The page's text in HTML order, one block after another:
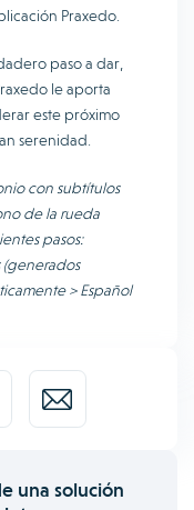
Praxedo.
paso a dar,
le aporta
este próximo
serenidad.
con subtítulos
de la rueda
pasos:
(generados
> Español
una solución